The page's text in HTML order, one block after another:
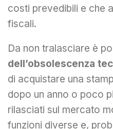
costi prevedibili e che
fiscali.
Da non tralasciare è
dell’obsolescenza
di acquistare una
dopo un anno o poco
rilasciati sul mercato
funzioni diverse e,